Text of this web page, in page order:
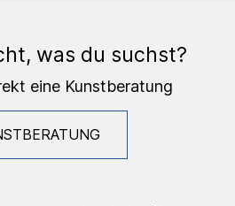
was du suchst?
eine Kunstberatung